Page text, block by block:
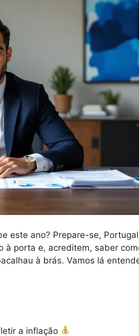
este ano? Prepare-se,
à porta e, acreditem, saber
à brás. Vamos lá
a inflação